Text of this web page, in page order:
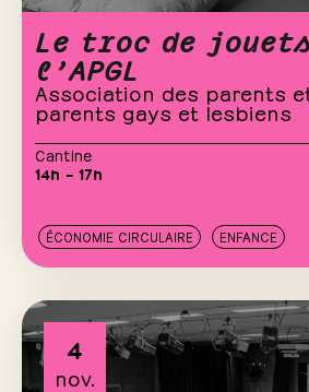
Le troc de
l’APGL
Association des parents
parents gays et lesbiens
Cantine
14h – 17h
ÉCONOMIE CIRCULAIRE ENFANCE
4
nov.